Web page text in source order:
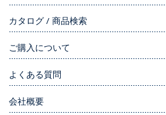
カタログ / 商品検索
ご購入について
よくある質問
会社概要